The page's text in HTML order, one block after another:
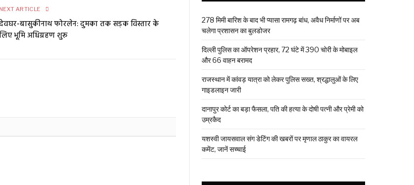
NEXT ARTICLE
बासुकीनाथ फोरलेन: दुमका तक सड़क विस्तार के
भूमि अधिग्रहण शुरू
278 मिमी बारिश के बाद भी प्यासा रामगढ़ बांध, अवैध निर्माणों पर अब
चलेगा प्रशासन का बुलडोजर
दिल्ली पुलिस का ऑपरेशन प्रहार, 72 घंटे में 390 चोरी के मोबाइल
और 66 वाहन बरामद
राजस्थान में कांवड़ यात्रा को लेकर पुलिस सख्त, श्रद्धालुओं के लिए
गाइडलाइन जारी
दानापुर कोर्ट का बड़ा फैसला, पति की हत्या के दोषी पत्नी और प्रेमी को
उम्रकैद
यशस्वी जायसवाल संग डेटिंग की खबरों पर मृणाल ठाकुर का वायरल
कमेंट, जानें सच्चाई